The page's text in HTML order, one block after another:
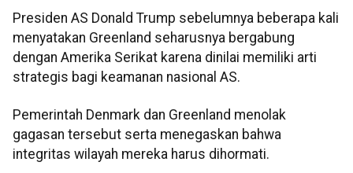
Presiden AS Donald Trump sebelumnya beberapa kali
menyatakan Greenland seharusnya bergabung
dengan Amerika Serikat karena dinilai memiliki arti
strategis bagi keamanan nasional AS.
Pemerintah Denmark dan Greenland menolak
gagasan tersebut serta menegaskan bahwa
integritas wilayah mereka harus dihormati.